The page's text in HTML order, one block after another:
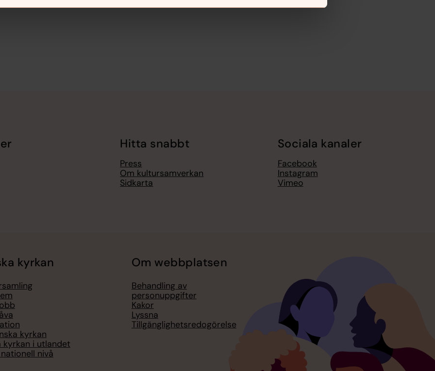
Hitta snabbt
Press
Om kultursamverkan
Sidkarta
Sociala kanaler
Facebook
Instagram
Vimeo
kyrkan
kyrkan
kyrkan i utlandet
nivå
Om webbplatsen
Behandling av
personuppgifter
Kakor
Lyssna
Tillgänglighetsredogörelse